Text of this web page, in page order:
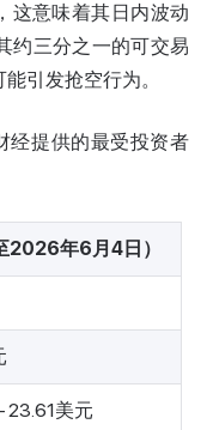
这意味着其日内波动
约三分之一的可交易
引发抢空行为。
经提供的最受投资者
2026年6月4日）
23.61美元